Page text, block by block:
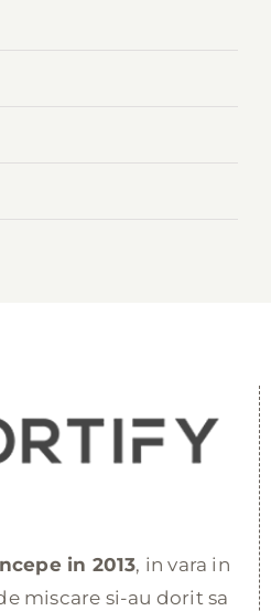
in 2013, in vara in
miscare si-au dorit sa